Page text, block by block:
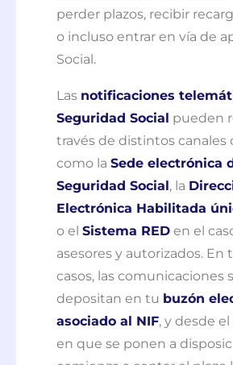
perder plazos, recibir
o incluso entrar en vía de
Social.
Las notificaciones
Seguridad Social pueden
través de distintos canales
como la Sede electrónica
Seguridad Social, la
Electrónica Habilitada
o el Sistema RED en el
asesores y autorizados. En
casos, las comunicaciones
depositan en tu buzón
asociado al NIF, y desde
en que se ponen a